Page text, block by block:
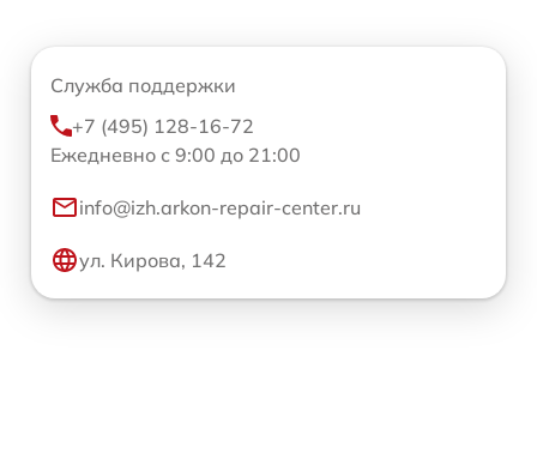
Служба поддержки
+7 (495) 128-16-72
Ежедневно с 9:00 до 21:00
info@izh.arkon-repair-center.ru
ул. Кирова, 142